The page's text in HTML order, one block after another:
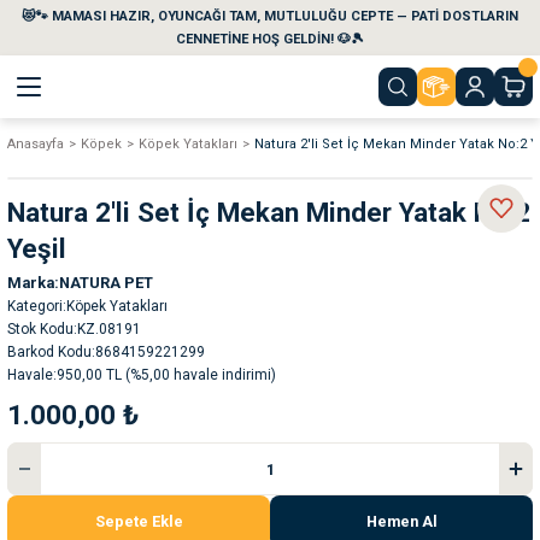
😻🐾 MAMASI HAZIR, OYUNCAĞI TAM, MUTLULUĞU CEPTE — PATİ DOSTLARIN
CENNETİNE HOŞ GELDİN! 🐶🎾
Geri Dön
Geri Dön
Temizlik Ürünleri
Geri Dön
Geri Dön
Geri Dön
Geri Dön
Anasayfa Köpek Köpek Yatakları Natura 2'li Set İç Mekan Minder Yatak No:2
Natura 2'li Set İç Mekan Minder Yatak No:2
Yeşil
Marka NATURA PET
Kategori Köpek Yatakları
Stok Kodu KZ.08191
Barkod Kodu 8684159221299
Havale 950,00 TL (%5,00 havale indirimi)
1.000,00 ₺
Sepete Ekle Hemen Al